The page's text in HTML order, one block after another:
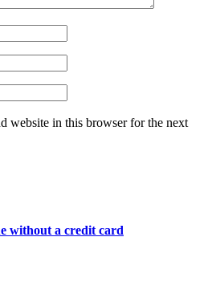
website in this browser for the next
without a credit card